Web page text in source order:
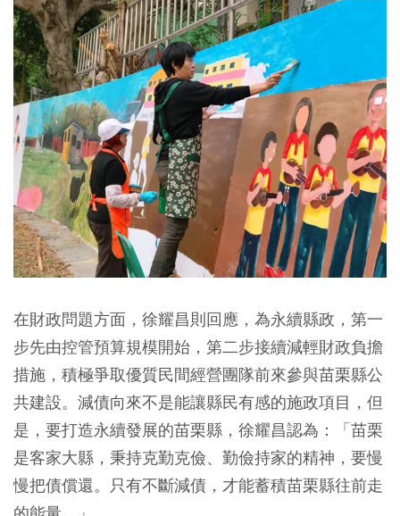
在財政問題方面，徐耀昌則回應，為永續縣政，第一
步先由控管預算規模開始，第二步接續減輕財政負擔
措施，積極爭取優質民間經營團隊前來參與苗栗縣公
共建設。減債向來不是能讓縣民有感的施政項目，但
是，要打造永續發展的苗栗縣，徐耀昌認為：「苗栗
是客家大縣，秉持克勤克儉、勤儉持家的精神，要慢
慢把債償還。只有不斷減債，才能蓄積苗栗縣往前走